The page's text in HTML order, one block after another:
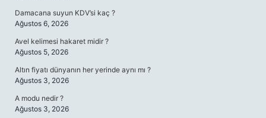
Damacana suyun KDV’si kaç ?
Ağustos 6, 2026
Avel kelimesi hakaret midir ?
Ağustos 5, 2026
Altın fiyatı dünyanın her yerinde aynı mı ?
Ağustos 3, 2026
A modu nedir ?
Ağustos 3, 2026